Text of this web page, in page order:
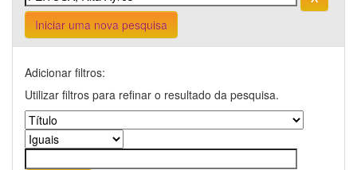
Iniciar uma nova pesquisa
Adicionar filtros:
Utilizar filtros para refinar o resultado da pesquisa.